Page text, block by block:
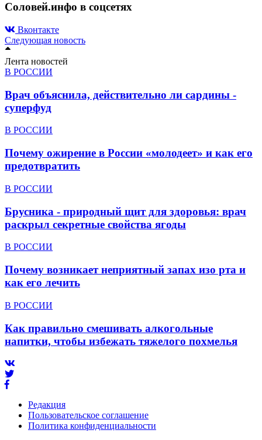
Соловей.инфо в соцсетях
Вконтакте
Следующая новость
Лента новостей
В РОССИИ
Врач объяснила, действительно ли сардины -
суперфуд
В РОССИИ
Почему ожирение в России «молодеет» и как его
предотвратить
В РОССИИ
Брусника - природный щит для здоровья: врач
раскрыл секретные свойства ягоды
В РОССИИ
Почему возникает неприятный запах изо рта и
как его лечить
В РОССИИ
Как правильно смешивать алкогольные
напитки, чтобы избежать тяжелого похмелья
Редакция
Пользовательское соглашение
Политика конфиденциальности